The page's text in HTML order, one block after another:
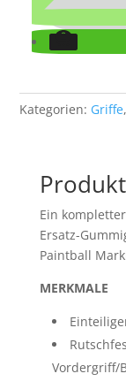
Kategorien: Griffe,
Ein
Ersatz-
Paintball
MERKMALE
Vordergriff/